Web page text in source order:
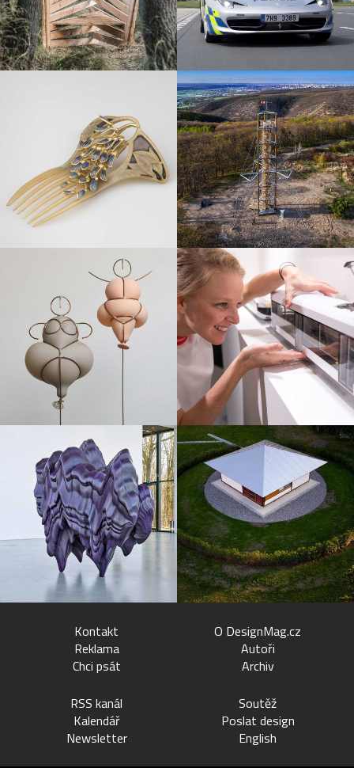
Kontakt
Reklama
Chci psát
O DesignMag.cz
Autoři
Archiv
RSS kanál
Kalendář
Newsletter
Soutěž
Poslat design
English